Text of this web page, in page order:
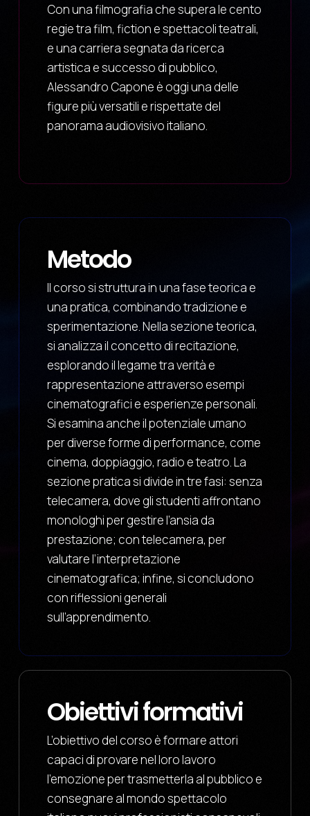
Con una filmografia che supera le cento
regie tra film, fiction e spettacoli teatrali,
e una carriera segnata da ricerca
artistica e successo di pubblico,
Alessandro Capone è oggi una delle
figure più versatili e rispettate del
panorama audiovisivo italiano.
Metodo
Il corso si struttura in una fase teorica e
una pratica, combinando tradizione e
sperimentazione. Nella sezione teorica,
si analizza il concetto di recitazione,
esplorando il legame tra verità e
rappresentazione attraverso esempi
cinematografici e esperienze personali.
Si esamina anche il potenziale umano
per diverse forme di performance, come
cinema, doppiaggio, radio e teatro. La
sezione pratica si divide in tre fasi: senza
telecamera, dove gli studenti affrontano
monologhi per gestire l’ansia da
prestazione; con telecamera, per
valutare l’interpretazione
cinematografica; infine, si concludono
con riflessioni generali
sull’apprendimento.
Obiettivi formativi
L’obiettivo del corso è formare attori
capaci di provare nel loro lavoro
l’emozione per trasmetterla al pubblico e
consegnare al mondo spettacolo